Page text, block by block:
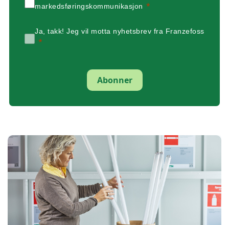
markedsføringskommunikasjon
Ja, takk! Jeg vil motta nyhetsbrev fra Franzefoss
Abonner